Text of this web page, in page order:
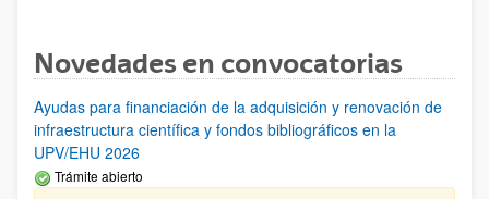
Novedades en convocatorias
Ayudas para financiación de la adquisición y renovación de
infraestructura científica y fondos bibliográficos en la
UPV/EHU 2026
Trámite abierto